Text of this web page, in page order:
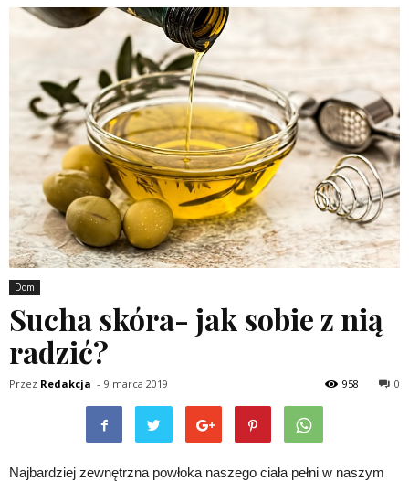
Dom
Sucha skóra- jak sobie z nią
radzić?
Przez Redakcja - 9 marca 2019 0
958
Najbardziej zewnętrzna powłoka naszego ciała pełni w naszym